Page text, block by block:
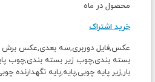
محصول در ماه
خرید اشتراک
عکس,فایل دوربری,سه بعدی,عکس برش
بسته بندی,چوب زیر بسته بندی,چوب
بار,زیر پایه چوبی,پایه,پایه نگهدارنده